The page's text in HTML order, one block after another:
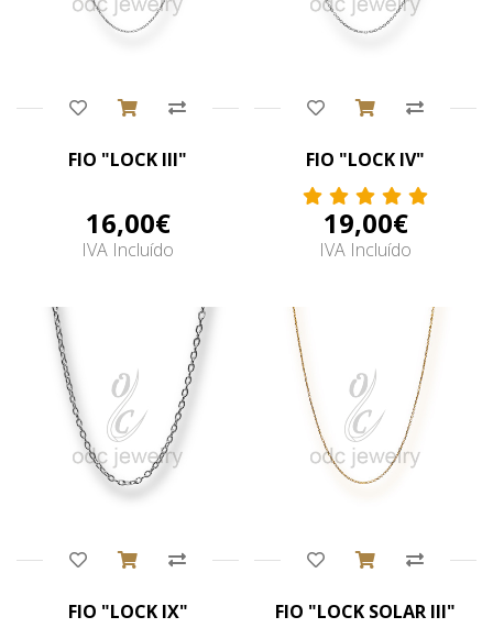
FIO "LOCK III"
16,00€
IVA Incluído
FIO "LOCK IV"
19,00€
IVA Incluído
FIO "LOCK IX"
FIO "LOCK SOLAR III"